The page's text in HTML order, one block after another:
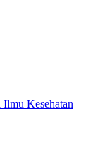
Kesehatan